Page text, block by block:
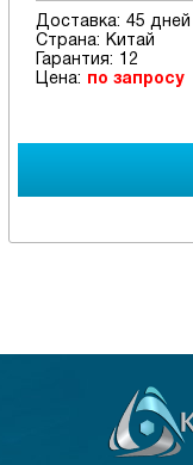
Доставка: 45 дней
Страна:
Китай
Гарантия:
12
Цена:
по запросу